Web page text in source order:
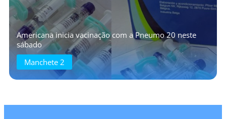
Americana inicia vacinação com a Pneumo 20 neste
sábado
Manchete 2